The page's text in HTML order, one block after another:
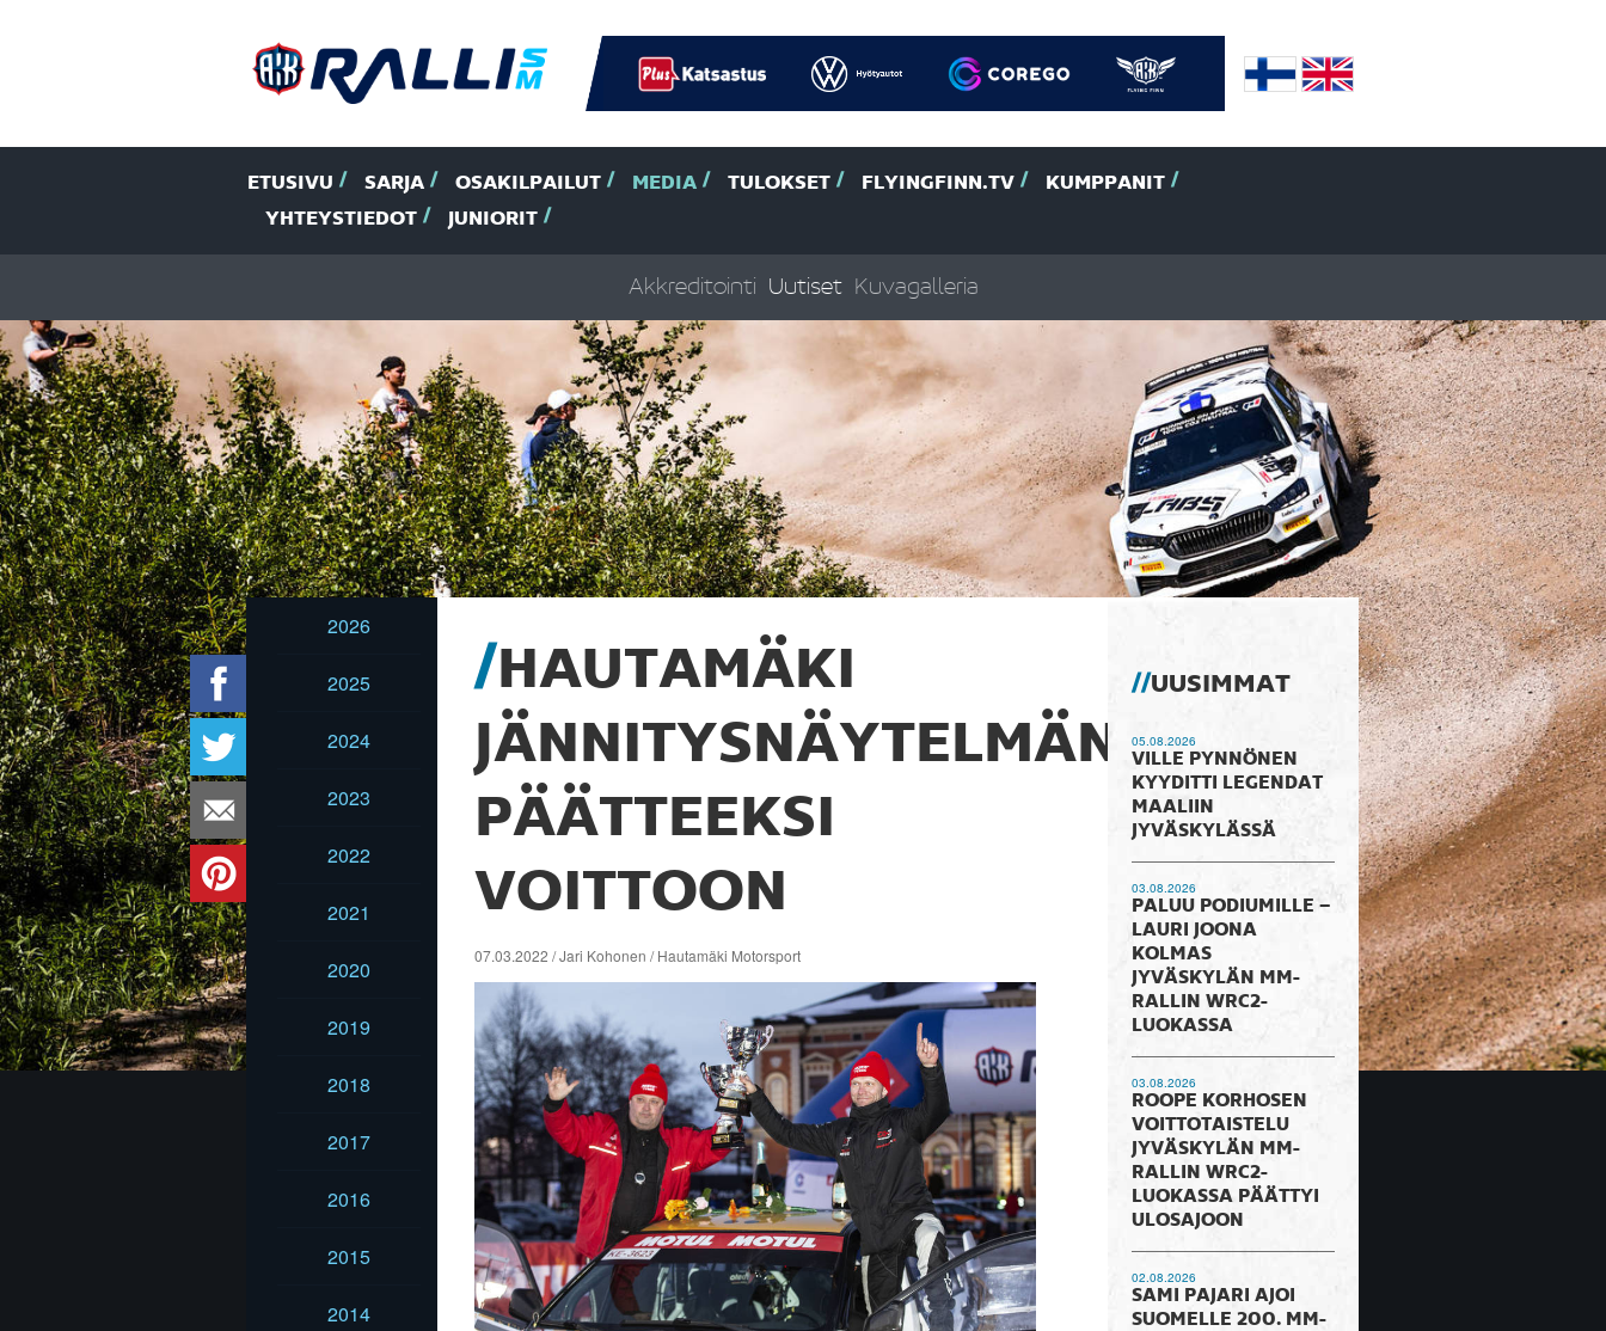
ETUSIVU SARJA OSAKILPAILUT MEDIA TULOKSET FLYINGFINN.TV
KUMPPANIT
YHTEYSTIEDOT
JUNIORIT
Akkreditointi Uutiset Kuvagalleria
2026
2025
2024
2023
2022
2021
2020
2019
2018
2017
2016
2015
2014
HAUTAMÄKI
JÄNNITYSNÄYTELMÄN
PÄÄTTEEKSI
VOITTOON
07.03.2022 / Jari Kohonen / Hautamäki Motorsport
UUSIMMAT
05.08.2026
VILLE PYNNÖNEN
KYYDITTI LEGENDAT
MAALIIN
JYVÄSKYLÄSSÄ
03.08.2026
PALUU PODIUMILLE –
LAURI JOONA
KOLMAS
JYVÄSKYLÄN MM-
RALLIN WRC2-
LUOKASSA
03.08.2026
ROOPE KORHOSEN
VOITTOTAISTELU
JYVÄSKYLÄN MM-
RALLIN WRC2-
LUOKASSA PÄÄTTYI
ULOSAJOON
02.08.2026
SAMI PAJARI AJOI
SUOMELLE 200. MM-